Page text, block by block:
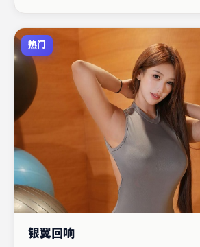
热门
银翼回响